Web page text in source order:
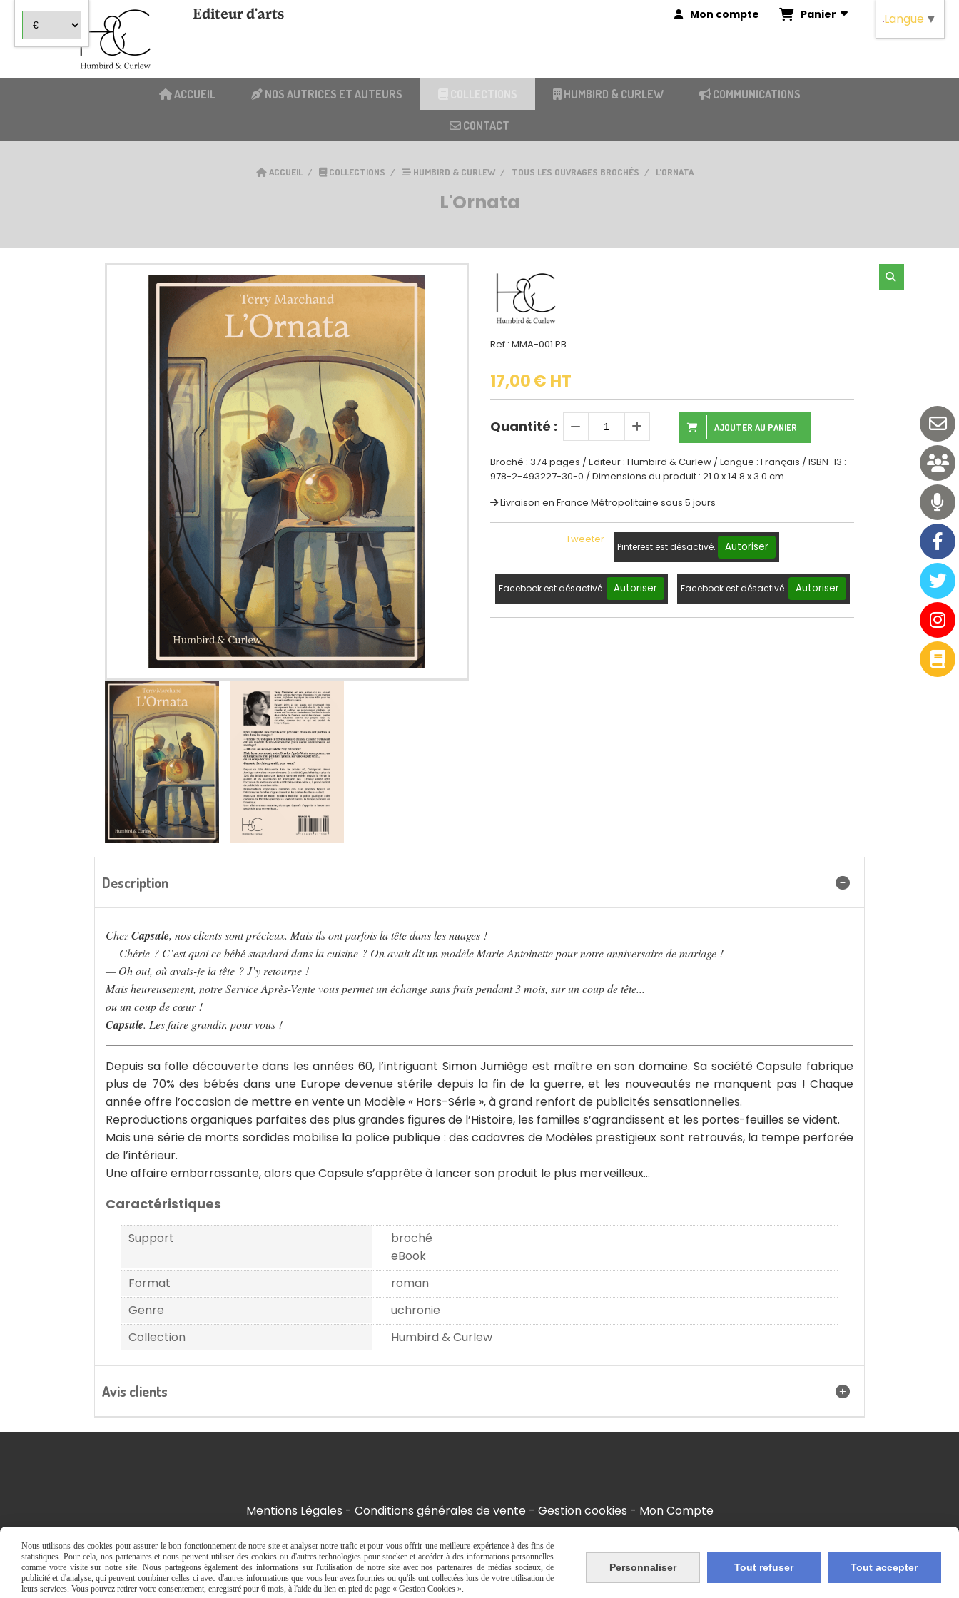
Editeur d'arts Mon compte Panier
ACCUEIL NOS AUTRICES ET AUTEURS HUMBIRD & CURLEW COMMUNICATIONS
CONTACT
ACCUEIL COLLECTIONS HUMBIRD & CURLEW TOUS LES OUVRAGES BROCHÉS L'ORNATA
L'Ornata
Ref : MMA-001 PB
17,00€ HT
Quantité : AJOUTER AU PANIER
Broché : 374 pages / Editeur : Humbird & Curlew / Langue : Français / ISBN-13 :
978-2-493227-30-0 / Dimensions du produit : 21.0 x 14.8 x 3.0 cm
Livraison en France Métropolitaine sous 5 jours
Tweeter
Pinterest est désactivé. Autoriser
Facebook est désactivé. Autoriser Facebook est désactivé. Autoriser
Description
ChezCapsule, nos clients sont précieux. Mais ils ont parfois la tête dans les nuages !
— Chérie ? C’est quoi ce bébé standard dans la cuisine ? On avait dit un modèle Marie-Antoinette pour notre anniversaire de mariage !
— Oh oui, où avais-je la tête ? J’y retourne !
Mais heureusement, notre Service Après-Vente vous permet un échange sans frais pendant 3 mois, sur un coup de tête...
ou un coup de cœur !
Capsule. Les faire grandir, pour vous !
Depuis sa folle découverte dans les années 60, l’intriguant Simon Jumiège est maître en son domaine. Sa société Capsule fabrique
plus de 70% des bébés dans une Europe devenue stérile depuis la fin de la guerre, et les nouveautés ne manquent pas ! Chaque
année offre l’occasion de mettre en vente un Modèle « Hors-Série », à grand renfort de publicités sensationnelles.
Reproductions organiques parfaites des plus grandes figures de l’Histoire, les familles s’agrandissent et les portes-feuilles se vident.
Mais une série de morts sordides mobilise la police publique : des cadavres de Modèles prestigieux sont retrouvés, la tempe perforée
de l’intérieur.
Une affaire embarrassante, alors que Capsule s’apprête à lancer son produit le plus merveilleux...
Caractéristiques
Support
broché
eBook
Format
roman
Genre
uchronie
Collection
Humbird & Curlew
Avis clients
Mentions Légales Conditions générales de vente Gestion cookies Mon Compte
Langue ▼
Nous utilisons des cookies pour assurer le bon fonctionnement de notre site et analyser notre trafic et pour vous offrir une meilleure expérience à des fins de
statistiques. Pour cela, nos partenaires et nous peuvent utiliser des cookies ou d'autres technologies pour stocker et accéder à des informations personnelles
comme votre visite sur notre site. Nous partageons également des informations sur l'utilisation de notre site avec nos partenaires de médias sociaux, de
publicité et d'analyse, qui peuvent combiner celles-ci avec d'autres informations que vous leur avez fournies ou qu'ils ont collectées lors de votre utilisation de
leurs services. Vous pouvez retirer votre consentement, enregistré pour 6 mois, à l'aide du lien en pied de page « Gestion Cookies ».
Personnaliser Tout refuser Tout accepter